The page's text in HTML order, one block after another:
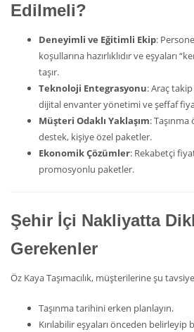
Edilmeli?
Deneyimli ve Eğitimli Ekip:
koşullarına hazırlıklıdır ve eşyaları
taşır.
Teknoloji Entegrasyonu: Araç
dijital envanter yönetimi ve şeffaf
Müşteri Odaklı Yaklaşım:
destek, kişiye özel paketler.
Ekonomik Çözümler: Rekabetçi
promosyonlu paketler.
Şehir İçi Nakliyatta
Gerekenler
Öz Kaya Taşımacılık, müşterilerine şu
Taşınma tarihini erken planlayın.
Kırılabilir eşyaları önceden belirleyip